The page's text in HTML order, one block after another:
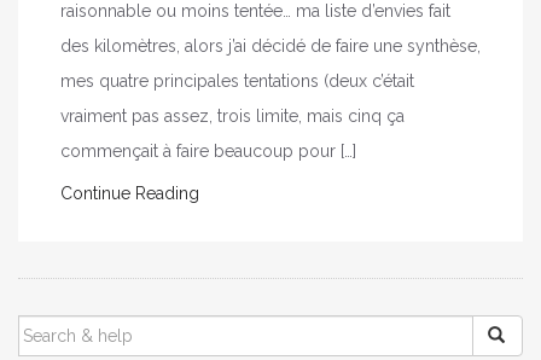
raisonnable ou moins tentée… ma liste d’envies fait
des kilomètres, alors j’ai décidé de faire une synthèse,
mes quatre principales tentations (deux c’était
vraiment pas assez, trois limite, mais cinq ça
commençait à faire beaucoup pour […]
Continue Reading
SEARCH
FOR: